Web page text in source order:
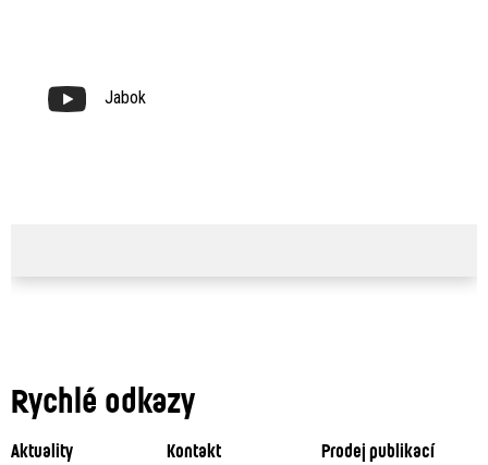
Jabok
Rychlé odkazy
Aktuality Kontakt
Prodej publikací